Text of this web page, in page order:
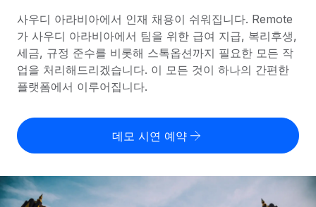
글로벌 급여
규정을 준수하며 급여 지급을 손쉽게 처리
기록상 고용주(EOR)
법인 설립 비용 없이 전 세계로 사업을 확장
PEO
글로벌 서비스 제공
국가별 정보
국가별 글로벌 채용 지원 알아보기
미국 주별 정보
Remote와 다른 솔루션 비교
다른 업체들과 비교해보기
성장 단계
리소스
도구 및 계산기
오분류 리스크 평가 도구
국가별 총 인건비 계산
글로벌 계약직을 위한 통화 옵션과 지급 소요 시간 확인
요금
한국어
English
Nederlands
사우디 아라비아에서 인재 채용이 쉬워집니다. Remote
가 사우디 아라비아에서 팀을 위한 급여 지급, 복리후생,
세금, 규정 준수를 비롯해 스톡옵션까지 필요한 모든 작
업을 처리해드리겠습니다. 이 모든 것이 하나의 간편한
플랫폼에서 이루어집니다.
데모 시연 예약